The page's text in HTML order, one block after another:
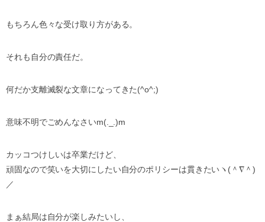
もちろん色々な受け取り方がある。
それも自分の責任だ。
何だか支離滅裂な文章になってきた(^o^;)
意味不明でごめんなさいm(._.)m
カッコつけしいは卒業だけど、
頑固なので笑いを大切にしたい自分のポリシーは貫きたいヽ(＾∇＾)
／
まぁ結局は自分が楽しみたいし、